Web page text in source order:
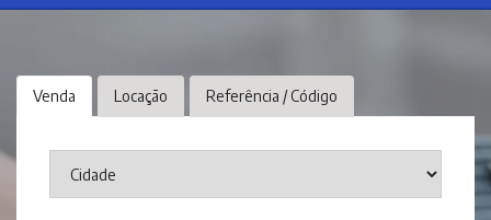
Venda Locação Referência / Código